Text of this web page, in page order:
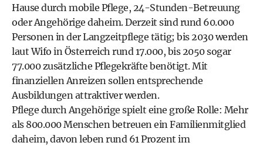
Hause durch mobile Pflege, 24-Stunden-Betreuung
oder Angehörige daheim. Derzeit sind rund 60.000
Personen in der Langzeitpflege tätig; bis 2030 werden
laut Wifo in Österreich rund 17.000, bis 2050 sogar
77.000 zusätzliche Pflegekräfte benötigt. Mit
finanziellen Anreizen sollen entsprechende
Ausbildungen attraktiver werden.
Pflege durch Angehörige spielt eine große Rolle: Mehr
als 800.000 Menschen betreuen ein Familienmitglied
daheim, davon leben rund 61 Prozent im